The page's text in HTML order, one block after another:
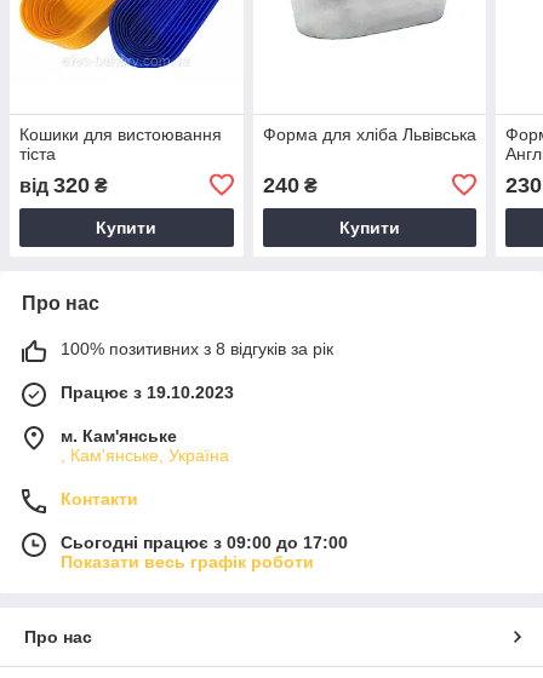
Кошики для вистоювання
тіста
від 320 ₴
Купити
Форма для хліба Львівська
240₴
Купити
230
Про нас
100% позитивних з 8 відгуків за рік
Працює з 19.10.2023
м. Кам'янське
, Кам'янське, Україна
Контакти
Сьогодні працює з 09:00 до 17:00
Показати весь графік роботи
Про нас